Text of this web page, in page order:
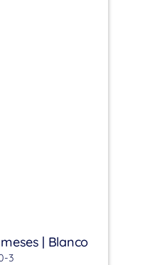
| Blanco
3